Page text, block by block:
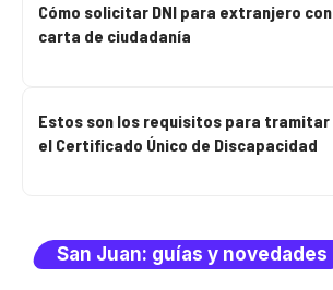
San Juan: guías y novedades
Cómo solicitar DNI para extranjero con
carta de ciudadanía
Estos son los requisitos para tramitar
el Certificado Único de Discapacidad